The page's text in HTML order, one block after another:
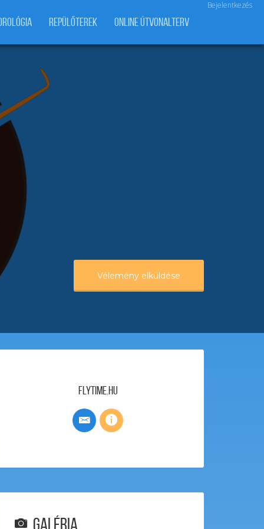
Bejelentkezés
REPÜLŐTEREK ONLINE ÚTVONALTERV
Vélemény elküldése
FlyTime.hu
Galéria